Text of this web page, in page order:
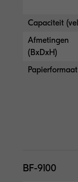
Capaciteit
Afmetingen
(BxDxH)
Papierformaat
BF-9100